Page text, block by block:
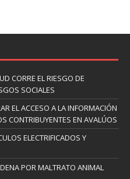
CORRE EL RIESGO DE
SOCIALES
EL ACCESO A LA INFORMACIÓN
CONTRIBUYENTES EN AVALÚOS
ELECTRIFICADOS Y
POR MALTRATO ANIMAL